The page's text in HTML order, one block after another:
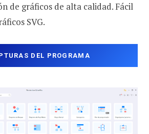
de gráficos de alta calidad. Fácil
SVG.
DEL PROGRAMA